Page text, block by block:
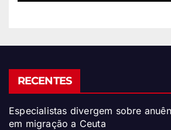
RECENTES
Especialistas divergem sobre
em migração a Ceuta